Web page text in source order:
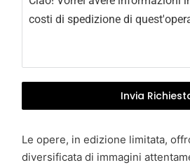
9
Invia
Le opere, in edizione limitata,
diversificata di immagini